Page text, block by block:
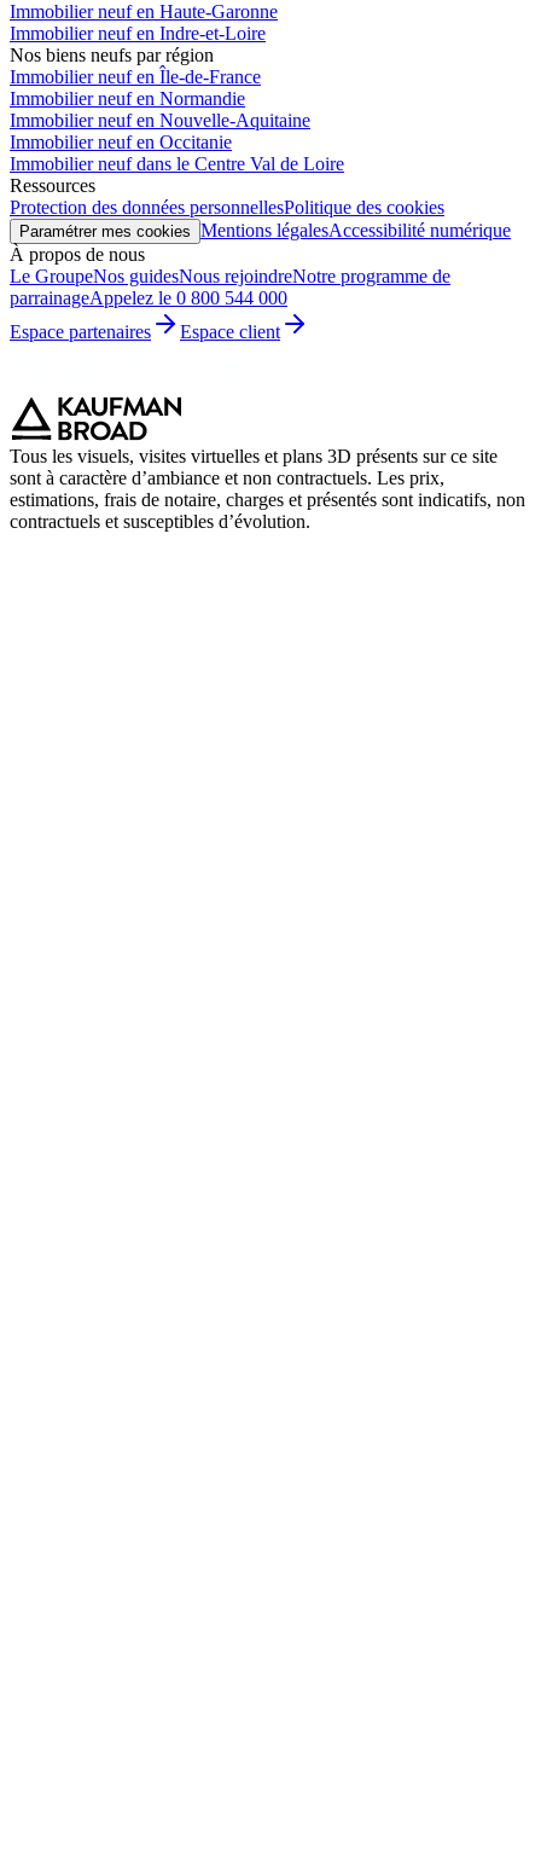
Immobilier neuf en Haute-Garonne
Immobilier neuf en Indre-et-Loire
Nos biens neufs par région
Immobilier neuf en Île-de-France
Immobilier neuf en Normandie
Immobilier neuf en Nouvelle-Aquitaine
Immobilier neuf en Occitanie
Immobilier neuf dans le Centre Val de Loire
Ressources
Protection des données personnellesPolitique des cookies
Paramétrer mes cookies Mentions légalesAccessibilité numérique
À propos de nous
Le GroupeNos guidesNous rejoindreNotre programme de
parrainageAppelez le 0 800 544 000
Espace partenaires
Espace client
Tous les visuels, visites virtuelles et plans 3D présents sur ce site
sont à caractère d’ambiance et non contractuels. Les prix,
estimations, frais de notaire, charges et présentés sont indicatifs, non
contractuels et susceptibles d’évolution.